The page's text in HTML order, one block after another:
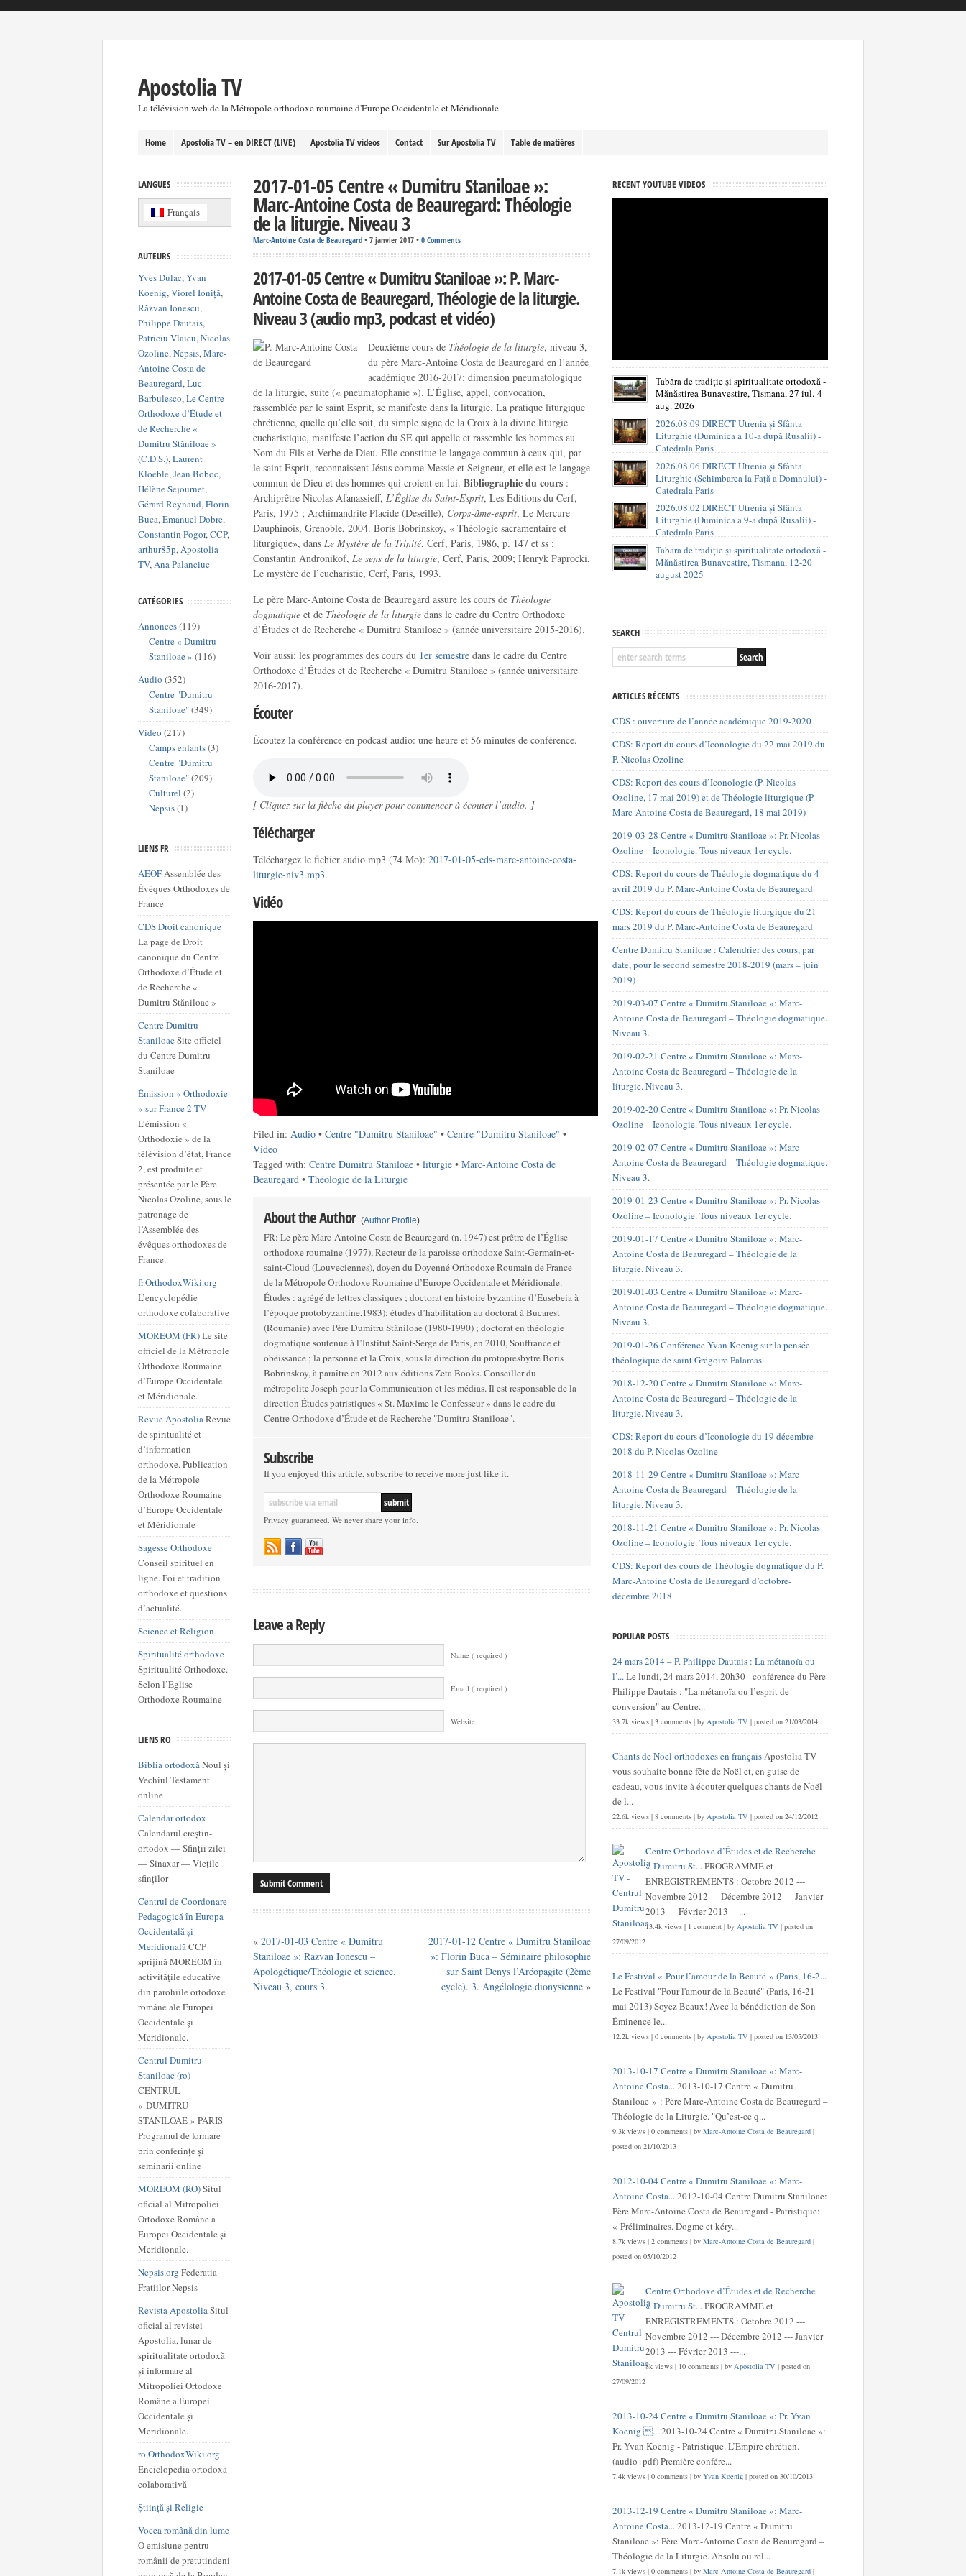
Apostolia TV
La télévision web de la Métropole orthodoxe roumaine d'Europe Occidentale et Méridionale
Home Apostolia TV – en DIRECT (LIVE) Apostolia TV videos Contact Sur Apostolia TV Table de matières
2017-01-05 Centre « Dumitru Staniloae »:
Marc-Antoine Costa de Beauregard: Théologie
de la liturgie. Niveau 3
Marc-Antoine Costa de Beauregard •7 janvier 2017 •0 Comments
2017-01-05 Centre « Dumitru Staniloae »: P. Marc-
Antoine Costa de Beauregard, Théologie de la liturgie.
Niveau 3 (audio mp3, podcast et vidéo)
Deuxième cours de Théologie de la liturgie, niveau 3,
du père Marc-Antoine Costa de Beauregard en l’année
académique 2016-2017: dimension pneumatologique
de la liturgie, suite (« pneumatophanie »). L’Église, appel, convocation,
rassemblée par le saint Esprit, se manifeste dans la liturgie. La pratique liturgique
chrétienne, quelle qu’elle soit, du simple signe de la Croix à la divine liturgie
eucharistique, manifeste l’action du SE qui appelle et rassemble les hommes au
Nom du Fils et Verbe de Dieu. Elle constitue le langage commun à ceux qui, par
le saint Esprit, reconnaissent Jésus comme Messie et Seigneur, et elle est le langage
commun de Dieu et des hommes qui croient en lui.Bibliographie du cours :
Archiprêtre Nicolas Afanassieff,L’Église du Saint-Esprit, Les Editions du Cerf,
Paris, 1975 ; Archimandrite Placide (Deseille), Corps-âme-esprit, Le Mercure
Dauphinois, Grenoble, 2004. Boris Bobrinskoy, « Théologie sacramentaire et
liturgique», dansLe Mystère de la Trinité, Cerf, Paris, 1986, p. 147 et ss ;
Constantin Andronikof,Le sens de la liturgie, Cerf, Paris, 2009; Henryk Paprocki,
Le mystère de l’eucharistie, Cerf, Paris, 1993.
Le père Marc-Antoine Costa de Beauregard assure les cours de Théologie
dogmatique et de Théologie de la liturgie dans le cadre du Centre Orthodoxe
d’Études et de Recherche « Dumitru Staniloae » (année universitaire 2015-2016).
Voir aussi: les programmes des cours du 1er semestre dans le cadre du Centre
Orthodoxe d’Études et de Recherche « Dumitru Staniloae » (année universitaire
2016-2017).
Écouter
Écoutez la conférence en podcast audio: une heure et 56 minutes de conférence.
[ Cliquez sur la flèche du player pour commencer à écouter l’audio. ]
Télécharger
Téléchargez le fichier audio mp3 (74 Mo):2017-01-05-cds-marc-antoine-costa-
liturgie-niv3.mp3.
Vidéo
Filed in:Audio •Centre "Dumitru Staniloae" •Centre "Dumitru Staniloae" •
Video
Tagged with:Centre Dumitru Staniloae •liturgie •Marc-Antoine Costa de
Beauregard •Théologie de la Liturgie
About the Author (Author Profile)
FR: Le père Marc-Antoine Costa de Beauregard (n. 1947) est prêtre de l’Église
orthodoxe roumaine (1977), Recteur de la paroisse orthodoxe Saint-Germain-et-
saint-Cloud (Louveciennes), doyen du Doyenné Orthodoxe Roumain de France
de la Métropole Orthodoxe Roumaine d’Europe Occidentale et Méridionale.
Études : agrégé de lettres classiques ; doctorat en histoire byzantine (l’Eusebeia à
l’époque protobyzantine,1983); études d’habilitation au doctorat à Bucarest
(Roumanie) avec Père Dumitru Stàniloae (1980-1990) ; doctorat en théologie
dogmatique soutenue à l’Institut Saint-Serge de Paris, en 2010, Souffrance et
obéissance ; la personne et la Croix, sous la direction du protopresbytre Boris
Bobrinskoy, à paraître en 2012 aux éditions Zeta Books. Conseiller du
métropolite Joseph pour la Communication et les médias. Il est responsable de la
direction Études patristiques « St. Maxime le Confesseur » dans le cadre du
Centre Orthodoxe d’Étude et de Recherche "Dumitru Staniloae".
Subscribe
If you enjoyed this article, subscribe to receive more just like it.
Privacy guaranteed. We never share your info.
Leave a Reply
Name ( required )
Email ( required )
Website
«2017-01-03 Centre « Dumitru
Staniloae »: Razvan Ionescu –
Apologétique/Théologie et science.
Niveau 3, cours 3.
2017-01-12 Centre « Dumitru Staniloae
»: Florin Buca – Séminaire philosophie
sur Saint Denys l’Aréopagite (2ème
cycle). 3. Angélologie dionysienne »
LANGUES
Français
AUTEURS
Yves Dulac,Yvan
Koenig,Viorel Ioniță,
Răzvan Ionescu,
Philippe Dautais,
Patriciu Vlaicu,Nicolas
Ozoline,Nepsis,Marc-
Antoine Costa de
Beauregard,Luc
Barbulesco,Le Centre
Orthodoxe d’Étude et
de Recherche «
Dumitru Stăniloae »
(C.D.S.),Laurent
Kloeble,Jean Boboc,
Hélène Sejournet,
Gérard Reynaud,Florin
Buca,Emanuel Dobre,
Constantin Pogor,CCP,
arthur85p,Apostolia
TV,Ana Palanciuc
CATÉGORIES
Annonces(119)
Centre « Dumitru
Staniloae » (116)
Audio (352)
Centre "Dumitru
Staniloae"(349)
Video (217)
Camps enfants(3)
Centre "Dumitru
Staniloae"(209)
Culturel (2)
Nepsis(1)
LIENS FR
AEOFAssemblée des
Évêques Orthodoxes de
France
CDS Droit canonique
La page de Droit
canonique du Centre
Orthodoxe d’Étude et
de Recherche «
Dumitru Stăniloae »
Centre Dumitru
StaniloaeSite officiel
du Centre Dumitru
Staniloae
Émission « Orthodoxie
» sur France 2 TV
L’émission «
Orthodoxie » de la
télévision d’état, France
2, est produite et
présentée par le Père
Nicolas Ozoline, sous le
patronage de
l’Assemblée des
évêques orthodoxes de
France.
fr.OrthodoxWiki.org
L’encyclopédie
orthodoxe colaborative
MOREOM (FR)Le site
officiel de la Métropole
Orthodoxe Roumaine
d’Europe Occidentale
et Méridionale.
Revue ApostoliaRevue
de spiritualité et
d’information
orthodoxe. Publication
de la Métropole
Orthodoxe Roumaine
d’Europe Occidentale
et Méridionale
Sagesse Orthodoxe
Conseil spirituel en
ligne. Foi et tradition
orthodoxe et questions
d’actualité.
Science et Religion
Spiritualité orthodoxe
Spiritualité Orthodoxe.
Selon l’Eglise
Orthodoxe Roumaine
LIENS RO
Biblia ortodoxăNoul și
Vechiul Testament
online
Calendar ortodox
Calendarul creștin-
ortodox — Sfinții zilei
— Sinaxar — Viețile
sfinților
Centrul de Coordonare
Pedagogică în Europa
Occidentală şi
MeridionalăCCP
sprijină MOREOM în
activităţile educative
din parohiile ortodoxe
române ale Europei
Occidentale şi
Meridionale.
Centrul Dumitru
Staniloae (ro)
CENTRUL
« DUMITRU
STANILOAE » PARIS –
Programul de formare
prin conferințe și
seminarii online
MOREOM (RO)Situl
oficial al Mitropoliei
Ortodoxe Române a
Europei Occidentale și
Meridionale.
Nepsis.org Federatia
Fratiilor Nepsis
Revista ApostoliaSitul
oficial al revistei
Apostolia, lunar de
spiritualitate ortodoxă
și informare al
Mitropoliei Ortodoxe
Române a Europei
Occidentale și
Meridionale.
ro.OrthodoxWiki.org
Enciclopedia ortodoxă
colaborativă
Știință și Religie
Vocea română din lume
O emisiune pentru
românii de pretutindeni
RECENT YOUTUBE VIDEOS
Tabăra de tradiție și spiritualitate ortodoxă -
Mănăstirea Bunavestire, Tismana, 27 iul.-4
aug. 2026
2026.08.09 DIRECT Utrenia și Sfânta
Liturghie (Duminica a 10-a după Rusalii) -
Catedrala Paris
2026.08.06 DIRECT Utrenia și Sfânta
Liturghie (Schimbarea la Față a Domnului) -
Catedrala Paris
2026.08.02 DIRECT Utrenia și Sfânta
Liturghie (Duminica a 9-a după Rusalii) -
Catedrala Paris
Tabăra de tradiție și spiritualitate ortodoxă -
Mănăstirea Bunavestire, Tismana, 12-20
august 2025
SEARCH
ARTICLES RÉCENTS
CDS : ouverture de l’année académique 2019-2020
CDS: Report du cours d’Iconologie du 22 mai 2019 du
P. Nicolas Ozoline
CDS: Report des cours d’Iconologie (P. Nicolas
Ozoline, 17 mai 2019) et de Théologie liturgique (P.
Marc-Antoine Costa de Beauregard, 18 mai 2019)
2019-03-28 Centre « Dumitru Staniloae »: Pr. Nicolas
Ozoline – Iconologie. Tous niveaux 1er cycle.
CDS: Report du cours de Théologie dogmatique du 4
avril 2019 du P. Marc-Antoine Costa de Beauregard
CDS: Report du cours de Théologie liturgique du 21
mars 2019 du P. Marc-Antoine Costa de Beauregard
Centre Dumitru Staniloae : Calendrier des cours, par
date, pour le second semestre 2018-2019 (mars – juin
2019)
2019-03-07 Centre « Dumitru Staniloae »: Marc-
Antoine Costa de Beauregard – Théologie dogmatique.
Niveau 3.
2019-02-21 Centre « Dumitru Staniloae »: Marc-
Antoine Costa de Beauregard – Théologie de la
liturgie. Niveau 3.
2019-02-20 Centre « Dumitru Staniloae »: Pr. Nicolas
Ozoline – Iconologie. Tous niveaux 1er cycle.
2019-02-07 Centre « Dumitru Staniloae »: Marc-
Antoine Costa de Beauregard – Théologie dogmatique.
Niveau 3.
2019-01-23 Centre « Dumitru Staniloae »: Pr. Nicolas
Ozoline – Iconologie. Tous niveaux 1er cycle.
2019-01-17 Centre « Dumitru Staniloae »: Marc-
Antoine Costa de Beauregard – Théologie de la
liturgie. Niveau 3.
2019-01-03 Centre « Dumitru Staniloae »: Marc-
Antoine Costa de Beauregard – Théologie dogmatique.
Niveau 3.
2019-01-26 Conférence Yvan Koenig sur la pensée
théologique de saint Grégoire Palamas
2018-12-20 Centre « Dumitru Staniloae »: Marc-
Antoine Costa de Beauregard – Théologie de la
liturgie. Niveau 3.
CDS: Report du cours d’Iconologie du 19 décembre
2018 du P. Nicolas Ozoline
2018-11-29 Centre « Dumitru Staniloae »: Marc-
Antoine Costa de Beauregard – Théologie de la
liturgie. Niveau 3.
2018-11-21 Centre « Dumitru Staniloae »: Pr. Nicolas
Ozoline – Iconologie. Tous niveaux 1er cycle.
CDS: Report des cours de Théologie dogmatique du P.
Marc-Antoine Costa de Beauregard d’octobre-
décembre 2018
POPULAR POSTS
24 mars 2014 – P. Philippe Dautais : La métanoïa ou
l’...Le lundi, 24 mars 2014, 20h30 - conférence du Père
Philippe Dautais : "La métanoïa ou l’esprit de
conversion" au Centre...
33.7k views | 3 comments | by Apostolia TV | posted on 21/03/2014
Chants de Noël orthodoxes en françaisApostolia TV
vous souhaite bonne fête de Noël et, en guise de
cadeau, vous invite à écouter quelques chants de Noël
de l...
22.6k views | 8 comments | by Apostolia TV | posted on 24/12/2012
Centre Orthodoxe d’Études et de Recherche
« Dumitru St...PROGRAMME et
ENREGISTREMENTS : Octobre 2012 ---
Novembre 2012 --- Décembre 2012 --- Janvier
2013 --- Février 2013 ---...
13.4k views | 1 comment | by Apostolia TV | posted on
27/09/2012
Le Festival « Pour l’amour de la Beauté » (Paris, 16-2...
Le Festival "Pour l'amour de la Beauté" (Paris, 16-21
mai 2013) Soyez Beaux! Avec la bénédiction de Son
Éminence le...
12.2k views | 0 comments | by Apostolia TV | posted on 13/05/2013
2013-10-17 Centre « Dumitru Staniloae »: Marc-
Antoine Costa...2013-10-17 Centre « Dumitru
Staniloae » : Père Marc-Antoine Costa de Beauregard –
Théologie de la Liturgie. "Qu’est-ce q...
9.3k views | 0 comments | by Marc-Antoine Costa de Beauregard |
posted on 21/10/2013
2012-10-04 Centre « Dumitru Staniloae »: Marc-
Antoine Costa...2012-10-04 Centre Dumitru Staniloae:
Père Marc-Antoine Costa de Beauregard - Patristique:
« Préliminaires. Dogme et kéry...
8.7k views | 2 comments | by Marc-Antoine Costa de Beauregard |
posted on 05/10/2012
Centre Orthodoxe d’Études et de Recherche
« Dumitru St...PROGRAMME et
ENREGISTREMENTS : Octobre 2012 ---
Novembre 2012 --- Décembre 2012 --- Janvier
2013 --- Février 2013 ---...
8k views | 10 comments | by Apostolia TV | posted on
27/09/2012
2013-10-24 Centre « Dumitru Staniloae »: Pr. Yvan
Koenig ...2013-10-24 Centre « Dumitru Staniloae »:
Pr. Yvan Koenig - Patristique. L’Empire chrétien.
(audio+pdf) Première confére...
7.4k views | 0 comments | by Yvan Koenig | posted on 30/10/2013
2013-12-19 Centre « Dumitru Staniloae »: Marc-
Antoine Costa...2013-12-19 Centre « Dumitru
Staniloae »: Père Marc-Antoine Costa de Beauregard –
Théologie de la Liturgie. Absolu ou rel...
7.1k views | 0 comments | by Marc-Antoine Costa de Beauregard |